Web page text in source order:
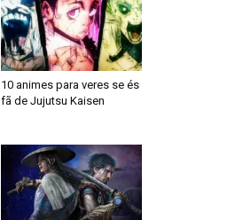
10 animes para veres se és
fã de Jujutsu Kaisen